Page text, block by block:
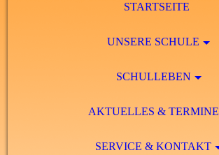
STARTSEITE
UNSERE SCHULE
SCHULLEBEN
AKTUELLES & TERMINE
SERVICE & KONTAKT